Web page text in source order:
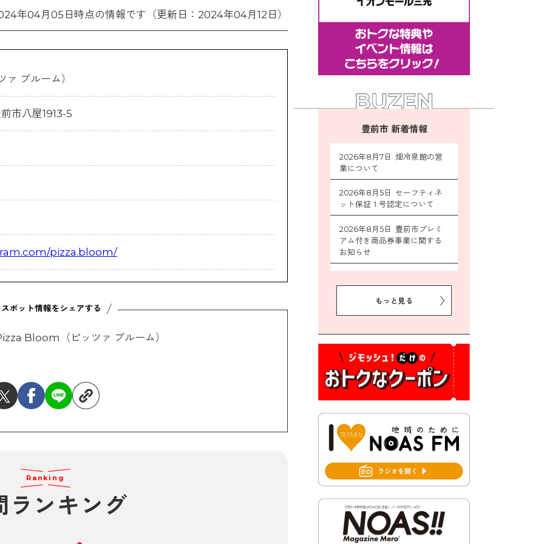
年04月05日時点の情報です（更新日：2024年04月12日）
ブルーム）
市八屋1913-5
pizza.bloom/
Bloom（ピッツァ ブルーム）
Ranking
ランキング
豊前市 新着情報
2026年8月7日 畑冷泉館の営
業について
2026年8月5日 セーフティネ
ット保証１号認定について
2026年8月5日 豊前市プレミ
アム付き商品券事業に関する
お知らせ
ン作戦参加者募集
対抗「福岡駅伝」出場選手募
集！
2026年7月31日 第６次豊前市
総合計画後期基本計画策定業
書が変わります！
2026年7月30日 豊前市立豊前
中学校の進捗状況について
もっと見る